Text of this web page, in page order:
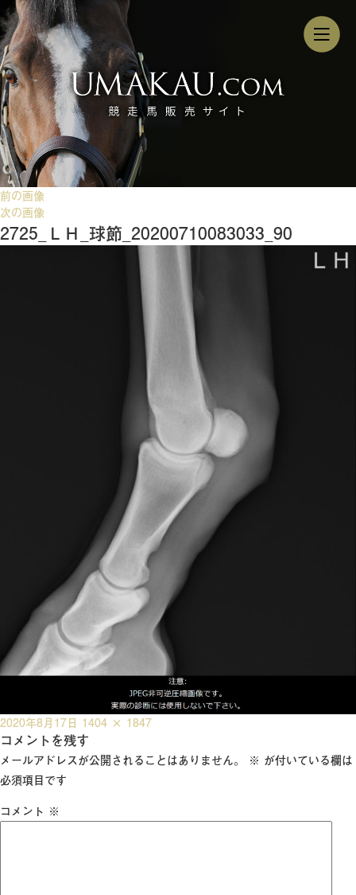
前の画像
次の画像
2725_ＬＨ_球節_20200710083033_90
投
稿
日:
2020年8月17日 フ
ル
サ
1404 × 1847
コメントを残す
メールアドレスが公開されることはありません。 ※ が付いている欄は
必須項目です
コメント ※